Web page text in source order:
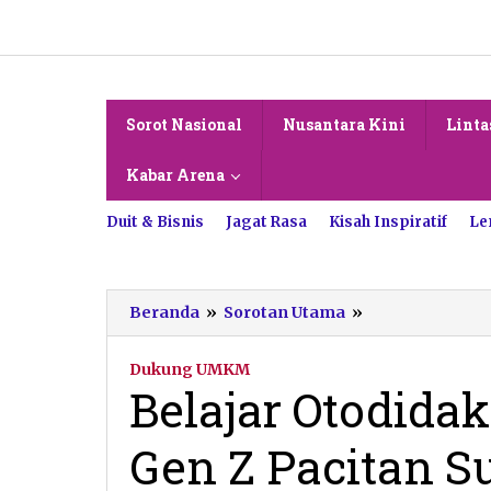
konten
Sorot Nasional Nusantara Kini
Kabar Arena
Duit & Bisnis Jagat Rasa Kisah Inspiratif
Beranda » Sorotan Utama »
Otodidak
Petani
Gen
Z
Pacitan
Dukung UMKM
Belajar
Gen Z Pacitan